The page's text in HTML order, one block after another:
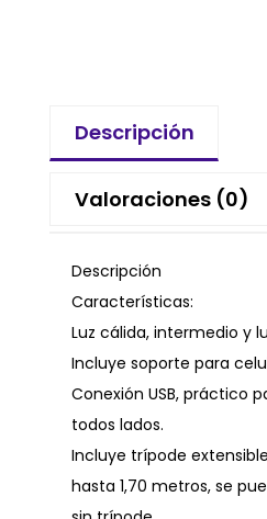
Descripción
Valoraciones (0)
Descripción
Características:
Luz cálida, intermedio y
Incluye soporte para
Conexión USB, práctico
todos lados.
Incluye trípode
hasta 1,70 metros, se